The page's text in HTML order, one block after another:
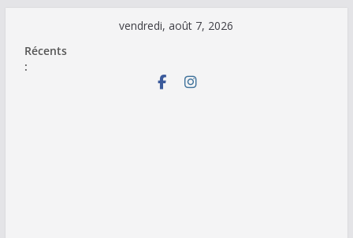
contenu
vendredi, août 7, 2026
Récents
: